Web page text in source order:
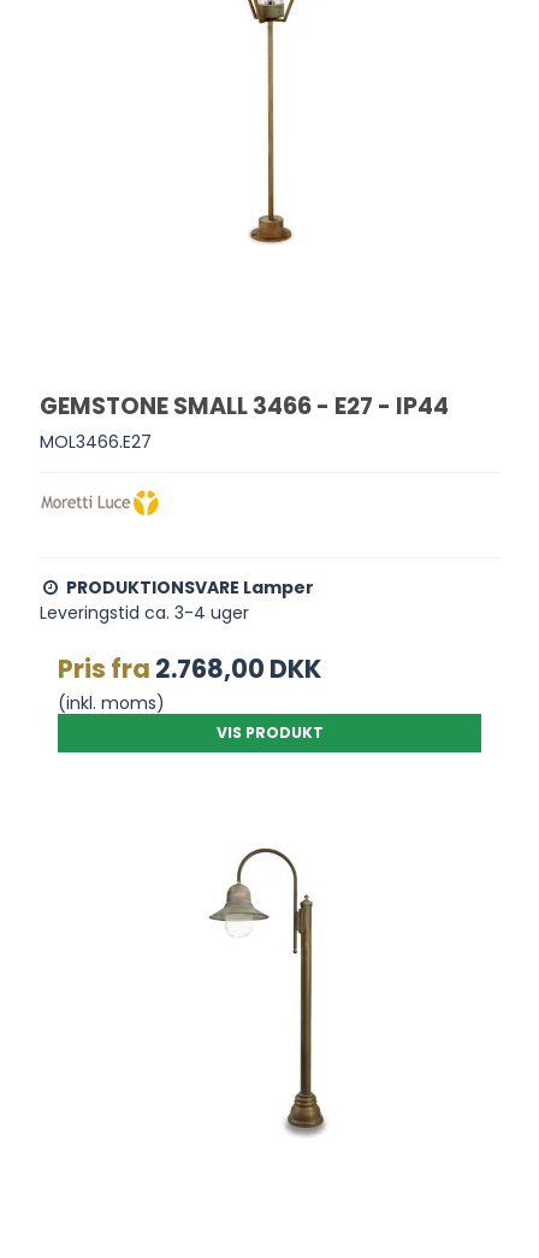
GEMSTONE SMALL 3466 - E27 - IP44
MOL3466.E27
PRODUKTIONSVARE Lamper
Leveringstid ca. 3-4 uger
Pris fra 2.768,00 DKK
(inkl. moms)
VIS PRODUKT